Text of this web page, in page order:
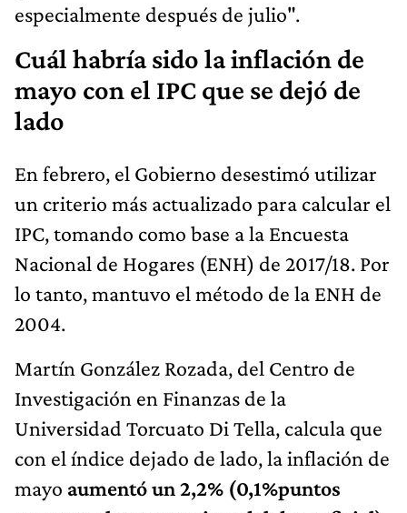
especialmente después de julio".
Cuál habría sido la inflación de
mayo con el IPC que se dejó de
lado
En febrero, el Gobierno desestimó utilizar
un criterio más actualizado para calcular el
IPC, tomando como base a la Encuesta
Nacional de Hogares (ENH) de 2017/18. Por
lo tanto, mantuvo el método de la ENH de
2004.
Martín González Rozada, del Centro de
Investigación en Finanzas de la
Universidad Torcuato Di Tella, calcula que
con el índice dejado de lado, la inflación de
mayo aumentó un 2,2% (0,1%puntos